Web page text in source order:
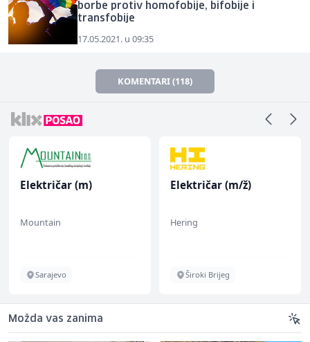
borbe protiv homofobije, bifobije i
transfobije
17.05.2021. u 09:35
KOMENTARI (118)
Električar (m)
Mountain
Sarajevo
Električar (m/ž)
Hering
Široki Brijeg
Možda vas zanima